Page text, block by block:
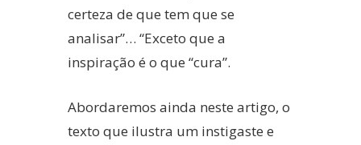
certeza de que tem que se
analisar”… “Exceto que a
inspiração é o que “cura”.
Abordaremos ainda neste artigo, o
texto que ilustra um instigaste e